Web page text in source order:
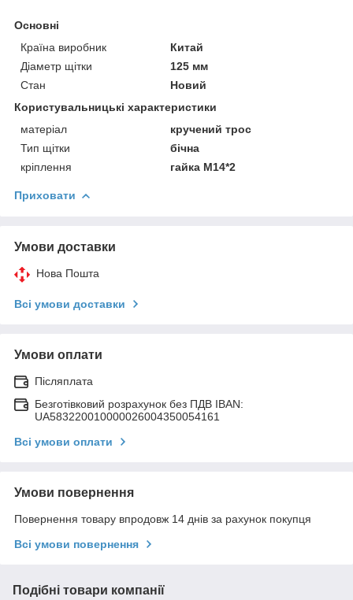
Основні
Країна виробник
Китай
Діаметр щітки
125 мм
Стан
Новий
Користувальницькі характеристики
матеріал
кручений трос
Тип щітки
бічна
кріплення
гайка М14*2
Приховати
Умови доставки
Нова Пошта
Всі умови доставки
Умови оплати
Післяплата
Безготівковий розрахунок без ПДВ IBAN:
UA583220010000026004350054161
Всі умови оплати
Умови повернення
Повернення товару впродовж 14 днів за рахунок покупця
Всі умови повернення
Подібні товари компанії